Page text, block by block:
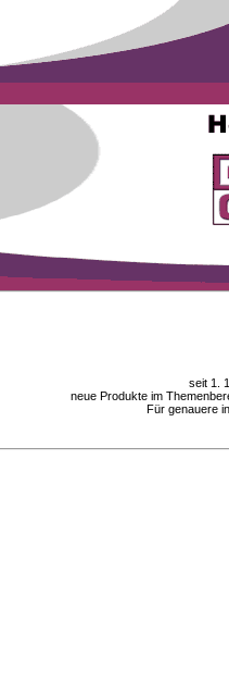
seit 1.
neue Produkte im
Für genauere